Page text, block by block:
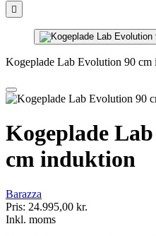

Kogeplade Lab Evolution 90 cm
Kogeplade
cm induktion
Barazza
Pris: 24.995,00 kr.
Inkl. moms